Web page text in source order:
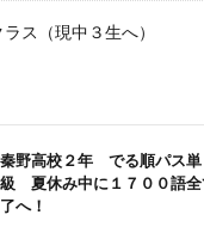
ス（現中３生へ）
秦野高校２年 でる順パス単
級 夏休み中に１７００語全
了へ！